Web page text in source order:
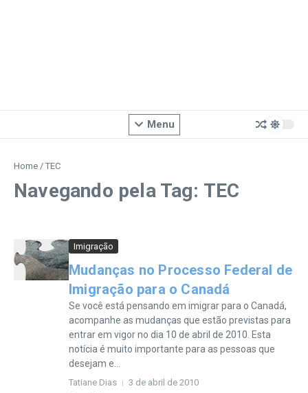
Menu
Home / TEC
Navegando pela Tag: TEC
Imigração
Mudanças no Processo Federal de
Imigração para o Canadá
Se você está pensando em imigrar para o Canadá,
acompanhe as mudanças que estão previstas para
entrar em vigor no dia 10 de abril de 2010. Esta
notícia é muito importante para as pessoas que
desejam e...
Tatiane Dias 3 de abril de 2010